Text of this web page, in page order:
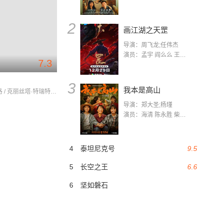
2 画江湖之天罡
导演：周飞龙;任伟杰
演员：孟宇 阎么么 王凯 郭政建 阎萌萌 杨默 高枫 齐斯伽 刘芊含 马程
3 我本是高山
导演：郑大圣;杨瑾
演员：海清 陈永胜 柴烨 王玥婷 万国鹏 美朵达瓦 赵瑞婷 罗解艳 郭莉娜 潘家艳
9.5
4 泰坦尼克号
6.6
5 长空之王
6 坚如磐石
7.3
凯瑟琳·弗洛 / 克丽丝塔·特瑞特 / 安德烈·马尔孔